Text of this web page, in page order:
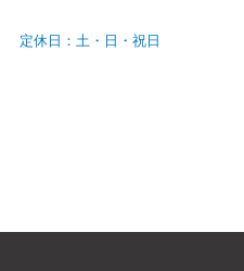
定休日：土・日・祝日